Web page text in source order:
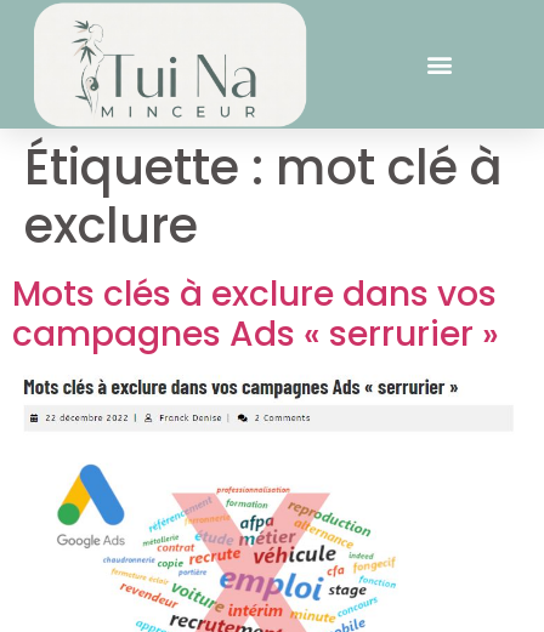
Étiquette : mot clé à
exclure
Mots clés à exclure dans vos
campagnes Ads « serrurier »